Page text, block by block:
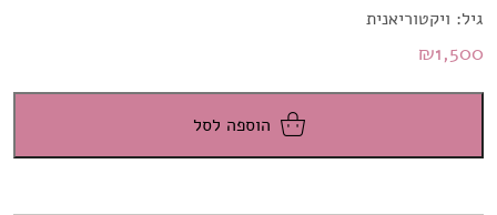
גיל: ויקטוריאנית
₪1,500
הוספה לסל